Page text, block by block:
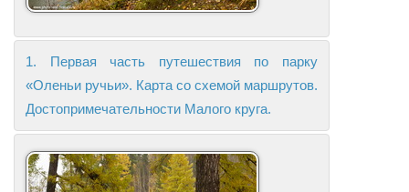
1. Первая часть путешествия по парку
«Оленьи ручьи». Карта со схемой маршрутов.
Достопримечательности Малого круга.